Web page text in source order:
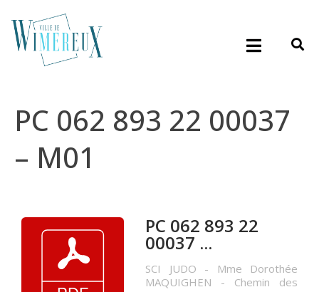
PC 062 893 22 00037
– M01
PC 062 893 22
00037 ...
SCI JUDO - Mme Dorothée
MAQUIGHEN - Chemin des